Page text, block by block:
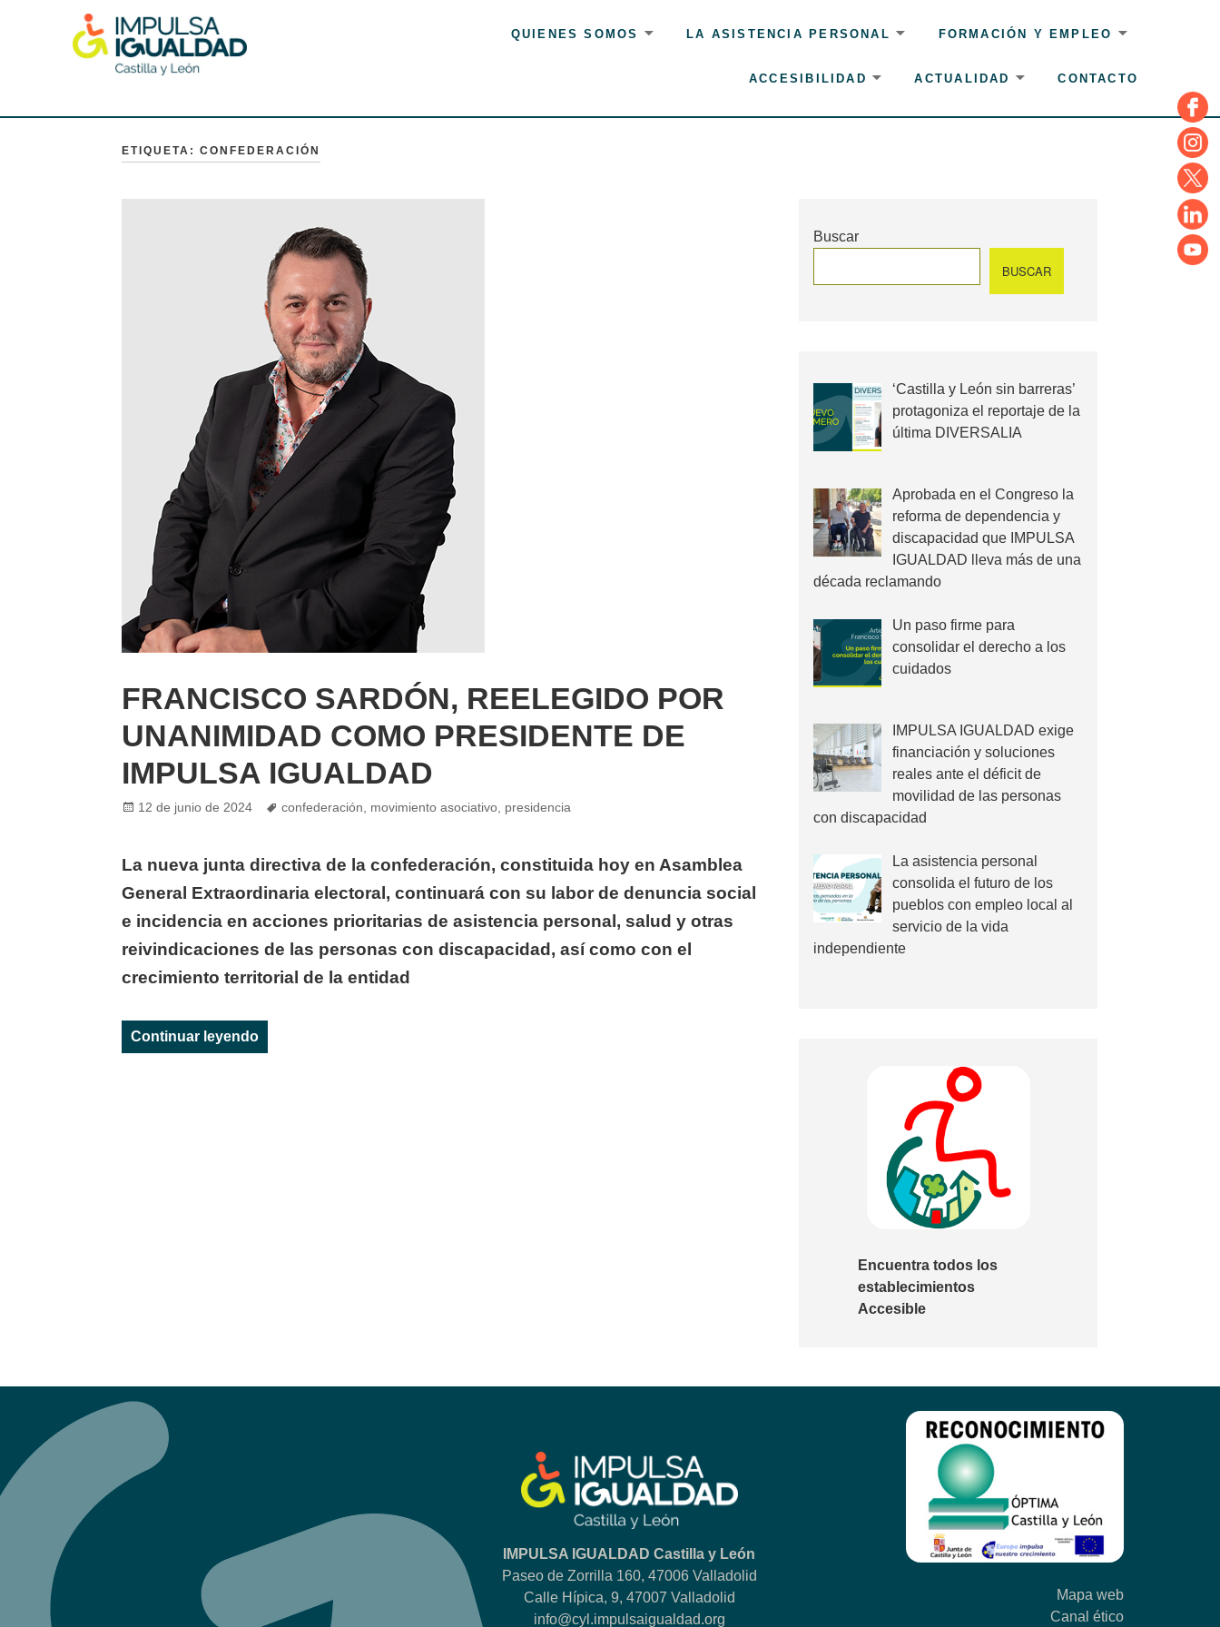
QUIENES SOMOS LA ASISTENCIA PERSONAL FORMACIÓN Y EMPLEO
ACCESIBILIDAD ACTUALIDAD CONTACTO
ETIQUETA:CONFEDERACIÓN
FRANCISCO SARDÓN, REELEGIDO POR
UNANIMIDAD COMO PRESIDENTE DE
IMPULSA IGUALDAD
Posted
12 de junio de 2024 Tags
confederación movimiento asociativo presidencia
La nueva junta directiva de la confederación, constituida hoy en Asamblea
General Extraordinaria electoral, continuará con su labor de denuncia social
e incidencia en acciones prioritarias de asistencia personal, salud y otras
reivindicaciones de las personas con discapacidad, así como con el
crecimiento territorial de la entidad
Continuar leyendo«FRANCISCO SARDÓN, REELEGIDO POR UNANIMIDAD COMO PRESIDENTE DE IMPULSA IGUALDAD»
Buscar
BUSCAR
‘Castilla y León sin barreras’
protagoniza el reportaje de la
última DIVERSALIA
Aprobada en el Congreso la
reforma de dependencia y
discapacidad que IMPULSA
IGUALDAD lleva más de una
década reclamando
Un paso firme para
consolidar el derecho a los
cuidados
IMPULSA IGUALDAD exige
financiación y soluciones
reales ante el déficit de
movilidad de las personas
con discapacidad
La asistencia personal
consolida el futuro de los
pueblos con empleo local al
servicio de la vida
independiente
Encuentra todos los
establecimientos
Accesible
IMPULSA IGUALDAD Castilla y León
Paseo de Zorrilla 160, 47006 Valladolid
Calle Hípica, 9, 47007 Valladolid
info@cyl.impulsaigualdad.org
Mapa web
Canal ético